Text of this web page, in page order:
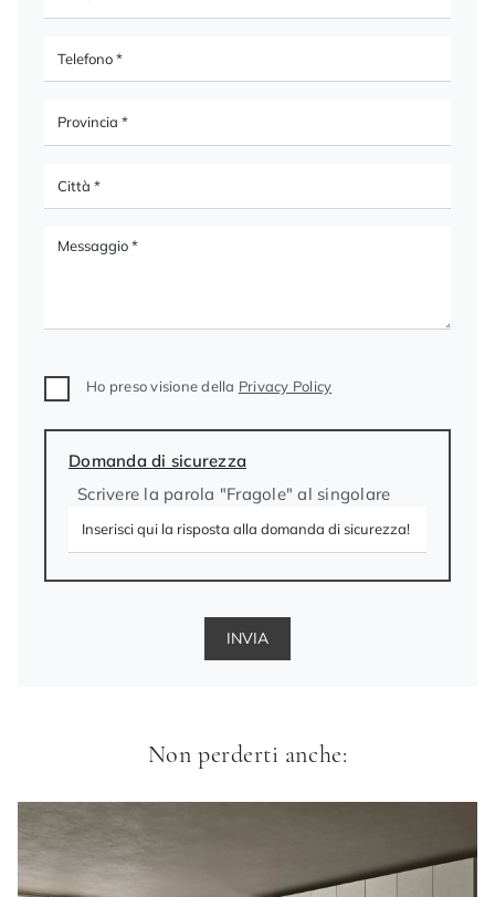
Ho preso visione della Privacy Policy
Domanda di sicurezza
Scrivere la parola "Fragole" al singolare
INVIA
Non perderti anche: